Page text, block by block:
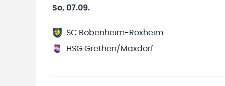
So, 07.09.
SC Bobenheim-Roxheim
HSG Grethen/Maxdorf